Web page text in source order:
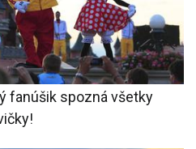
fanúšik spozná všetky